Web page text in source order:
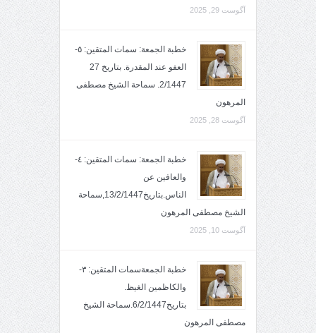
آگوست 29, 2025
خطبة الجمعة: سمات المتقين: ٥-
العفو عند المقدرة. بتاريخ 27
2/1447. سماحة الشيخ مصطفى
المرهون
آگوست 28, 2025
خطبة الجمعة: سمات المتقين: ٤-
والعافين عن
الناس.بتاريخ13/2/1447,سماحة
الشيخ مصطفى المرهون
آگوست 10, 2025
خطبة الجمعةسمات المتقين: ٣-
والكاظمين الغيظ.
بتاريخ6/2/1447.سماحة الشيخ
مصطفى المرهون